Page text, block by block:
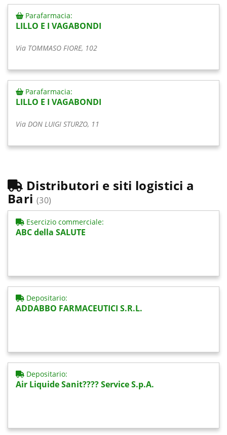
Parafarmacia:
LILLO E I VAGABONDI
Via TOMMASO FIORE, 102
Parafarmacia:
LILLO E I VAGABONDI
Via DON LUIGI STURZO, 11
Distributori e siti logistici a
Bari (30)
Esercizio commerciale:
ABC della SALUTE
Depositario:
ADDABBO FARMACEUTICI S.R.L.
Depositario:
Air Liquide Sanit???? Service S.p.A.